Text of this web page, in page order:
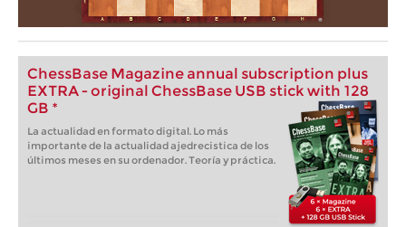
ChessBase Magazine annual subscription plus
EXTRA - original ChessBase USB stick with 128
GB *
La actualidad en formato digital. Lo más
importante de la actualidad ajedrecistica de los
últimos meses en su ordenador. Teoría y práctica.